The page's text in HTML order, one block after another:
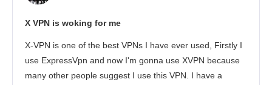
X VPN is woking for me
X-VPN is one of the best VPNs I have ever used, Firstly I
use ExpressVpn and now I'm gonna use XVPN because
many other people suggest I use this VPN. I have a